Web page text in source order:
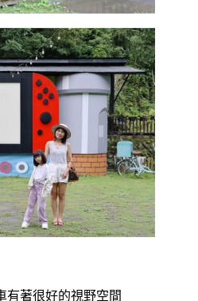
有著很好的視野空間